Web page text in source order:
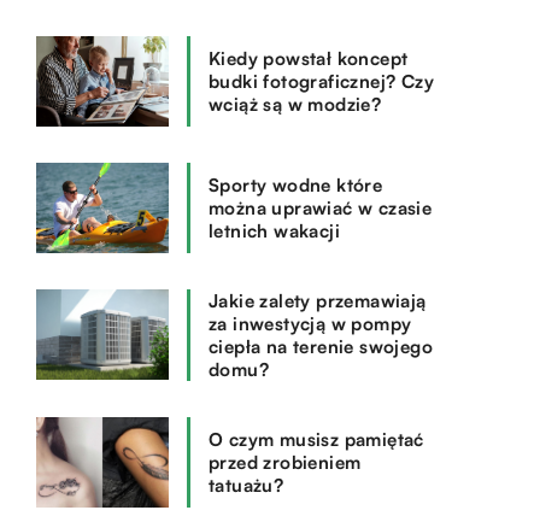
Kiedy powstał koncept
budki fotograficznej? Czy
wciąż są w modzie?
Sporty wodne które
można uprawiać w czasie
letnich wakacji
Jakie zalety przemawiają
za inwestycją w pompy
ciepła na terenie swojego
domu?
O czym musisz pamiętać
przed zrobieniem
tatuażu?